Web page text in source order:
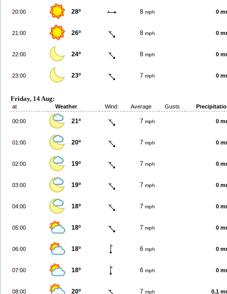
20:00 28º 8 mph 0
21:00 26º 8 mph 0
22:00 24º 8 mph 0
23:00 23º 7 mph 0
Friday, 14 Aug:
at Weather Wind: Average Gusts
00:00 21º 7 mph 0
01:00 20º 7 mph 0
02:00 19º 7 mph 0
03:00 19º 7 mph 0
04:00 18º 7 mph 0
05:00 18º 7 mph 0
06:00 18º 6 mph 0
07:00 18º 6 mph 0
08:00 20º 7 mph 0.1